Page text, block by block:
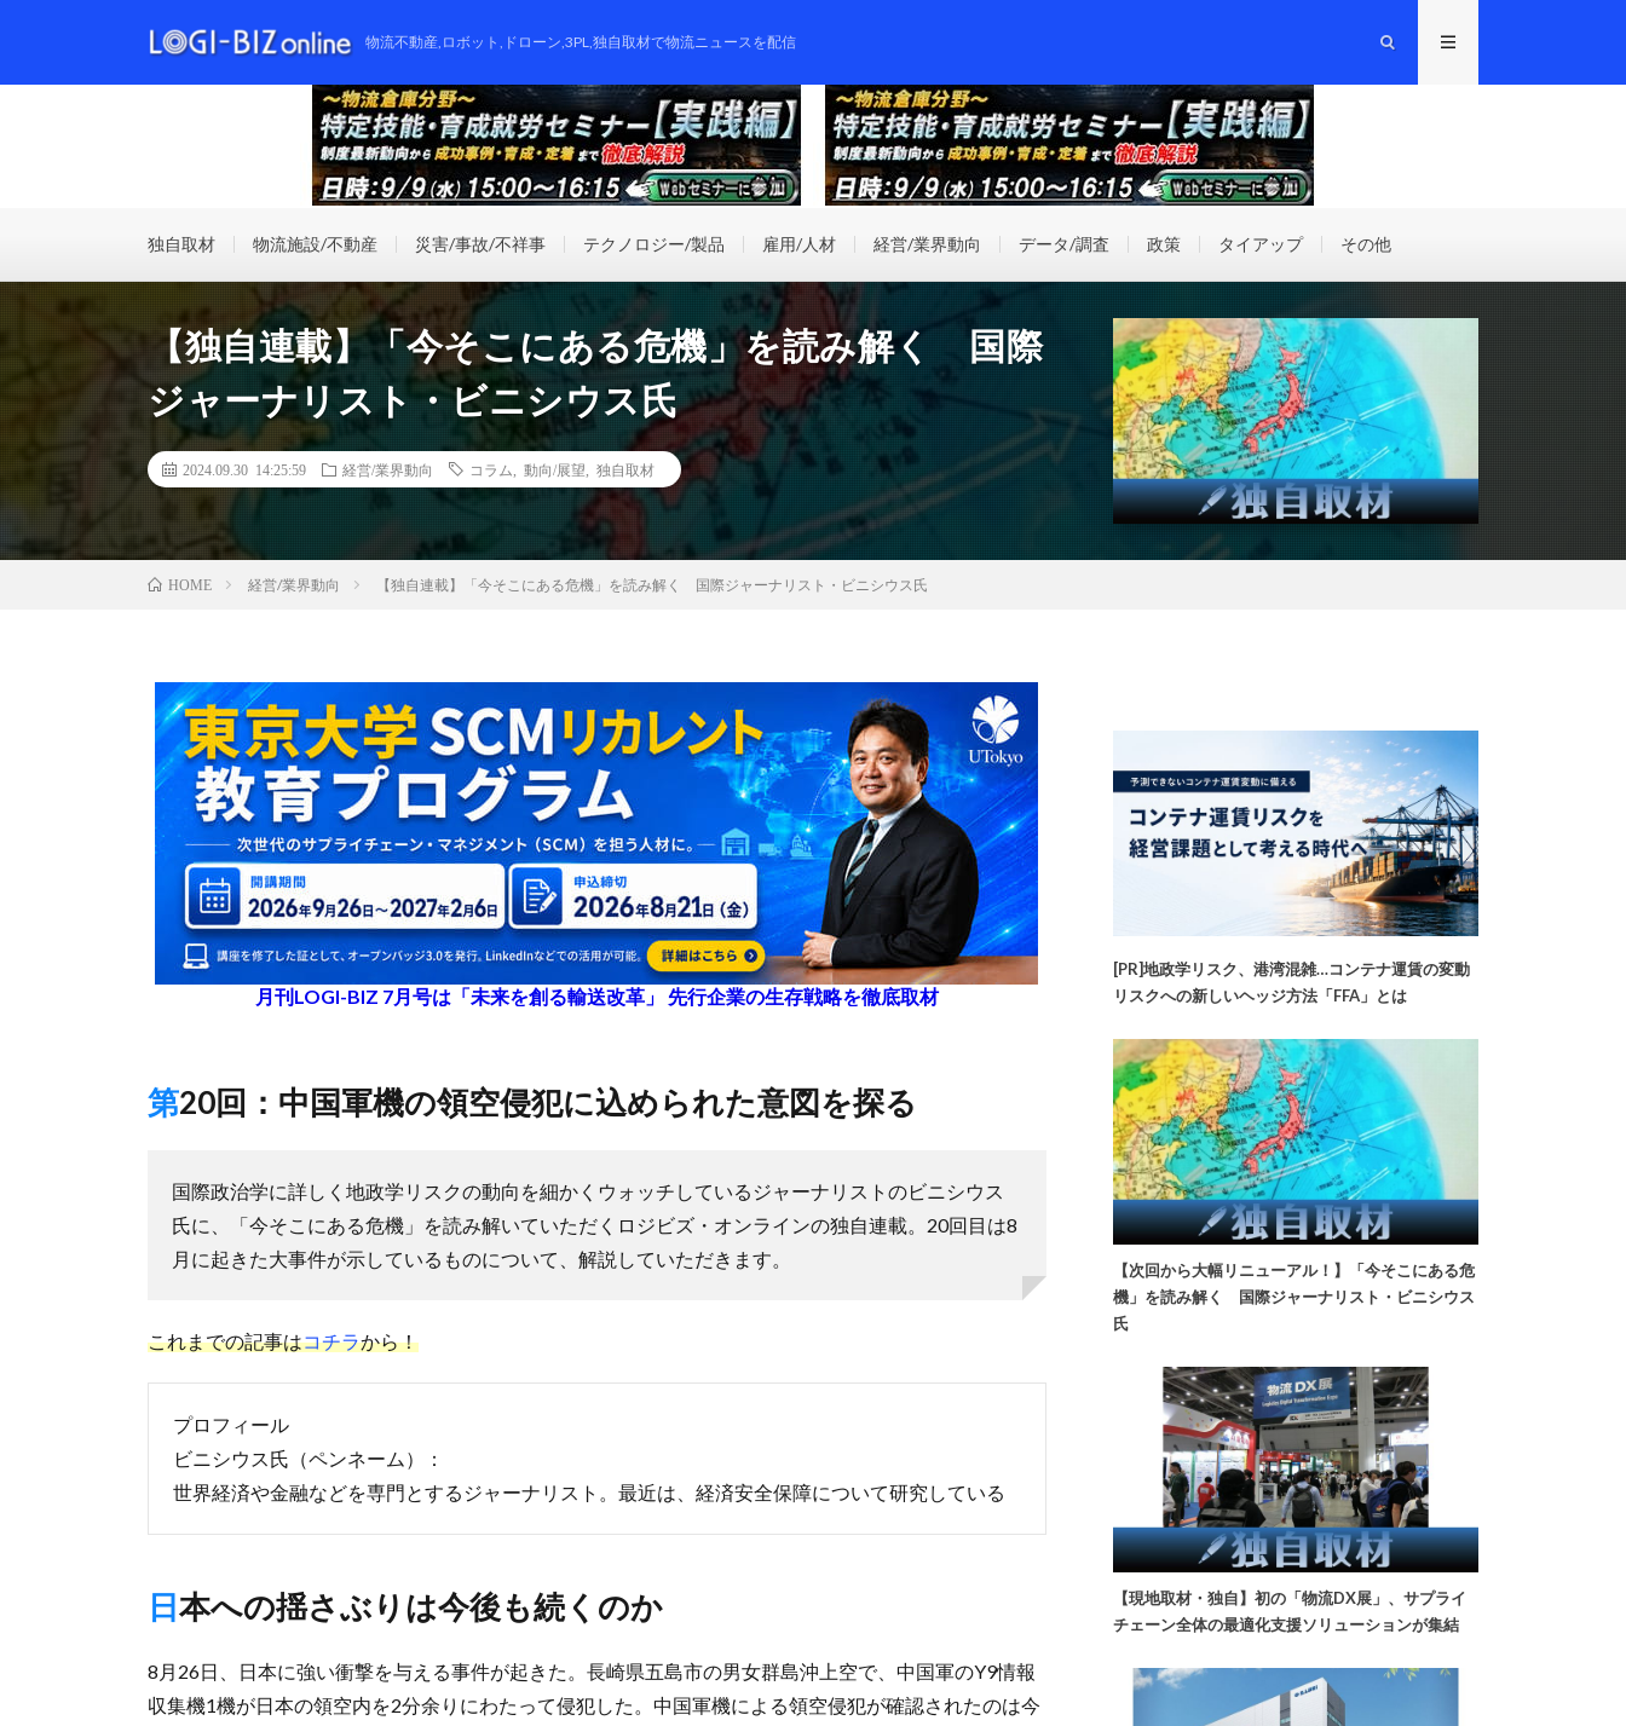
物流不動産,ロボット,ドローン,3PL,独自取材で物流ニュースを配信
独自取材 物流施設/不動産 災害/事故/不祥事 テクノロジー/製品 雇用/人材 経営/業界動向 データ/調査 政策 タイアップ その他
【独自連載】「今そこにある危機」を読み解く 国際
ジャーナリスト・ビニシウス氏
2024.09.30 14:25:59 経営/業界動向 コラム 動向/展望 独自取材
HOME 経営/業界動向 【独自連載】「今そこにある危機」を読み解く 国際ジャーナリスト・ビニシウス氏
月刊LOGI-BIZ 7月号は「未来を創る輸送改革」 先行企業の生存戦略を徹底取材
第20回：中国軍機の領空侵犯に込められた意図を探る
国際政治学に詳しく地政学リスクの動向を細かくウォッチしているジャーナリストのビニシウス
氏に、「今そこにある危機」を読み解いていただくロジビズ・オンラインの独自連載。20回目は8
月に起きた大事件が示しているものについて、解説していただきます。
これまでの記事はコチラから！
プロフィール
ビニシウス氏（ペンネーム）：
世界経済や金融などを専門とするジャーナリスト。最近は、経済安全保障について研究している
日本への揺さぶりは今後も続くのか
8月26日、日本に強い衝撃を与える事件が起きた。長崎県五島市の男女群島沖上空で、中国軍のY9情報
収集機1機が日本の領空内を2分余りにわたって侵犯した。中国軍機による領空侵犯が確認されたのは今
[PR]地政学リスク、港湾混雑…コンテナ運賃の変動
リスクへの新しいヘッジ方法「FFA」とは
【次回から大幅リニューアル！】「今そこにある危
機」を読み解く 国際ジャーナリスト・ビニシウス
氏
【現地取材・独自】初の「物流DX展」、サプライ
チェーン全体の最適化支援ソリューションが集結